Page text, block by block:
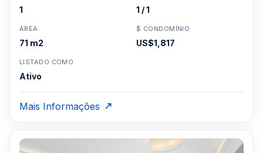
1 1 / 1
ÁREA
71 m2
$ CONDOMÍNIO
US$1,817
LISTADO COMO
Ativo
Mais Informações